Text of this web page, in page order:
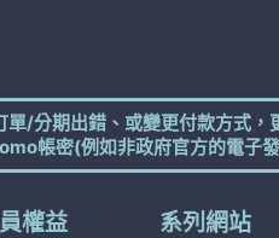
/分期出錯、或變更付款方式
帳密(例如非政府官方的電子
權益 系列網站